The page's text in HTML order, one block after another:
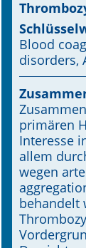
Aktuelle
Leitlinien
Archiv
Online
A&I
Blood
disorders,
primären
Interesse
allem
wegen
behandelt